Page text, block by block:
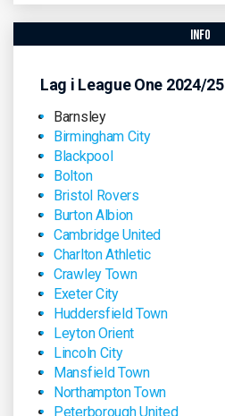
info
Lag i League One 2024/25
Barnsley
Birmingham City
Blackpool
Bolton
Bristol Rovers
Burton Albion
Cambridge United
Charlton Athletic
Crawley Town
Exeter City
Huddersfield Town
Leyton Orient
Lincoln City
Mansfield Town
Northampton Town
Peterborough United